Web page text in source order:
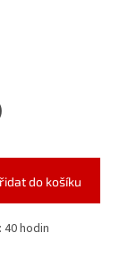
do košíku
40 hodin